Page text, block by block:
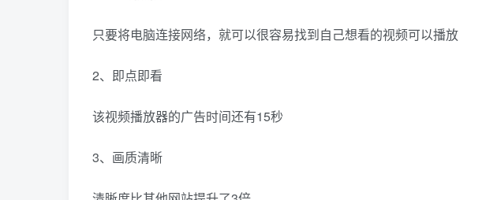
只要将电脑连接网络，就可以很容易找到自己想看的视频可以播放
2、即点即看
该视频播放器的广告时间还有15秒
3、画质清晰